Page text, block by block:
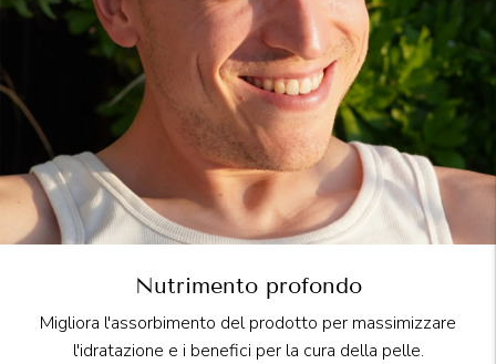
Nutrimento profondo
Migliora l'assorbimento del prodotto per massimizzare
l'idratazione e i benefici per la cura della pelle.